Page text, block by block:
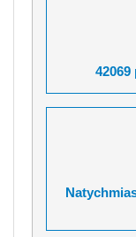
42069